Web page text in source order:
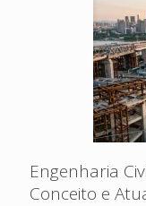
Engenharia
Conceito e